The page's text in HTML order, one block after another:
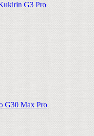
G3 Pro
G30 Max Pro